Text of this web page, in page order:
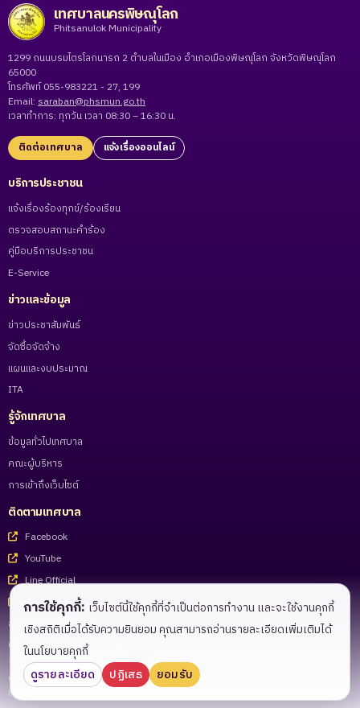
เทศบาลนครพิษณุโลก
Phitsanulok Municipality
1299 ถนนบรมไตรโลกนารถ 2 ตำบลในเมือง อำเภอเมืองพิษณุโลก จังหวัดพิษณุโลก
65000
โทรศัพท์ 055-983221 - 27, 199
Email: saraban@phsmun.go.th
เวลาทำการ: ทุกวัน เวลา 08:30 – 16:30 น.
ติดต่อเทศบาล แจ้งเรื่องออนไลน์
บริการประชาชน
แจ้งเรื่องร้องทุกข์/ร้องเรียน
ตรวจสอบสถานะคำร้อง
คู่มือบริการประชาชน
E-Service
ข่าวและข้อมูล
ข่าวประชาสัมพันธ์
จัดซื้อจัดจ้าง
แผนและงบประมาณ
ITA
รู้จักเทศบาล
ข้อมูลทั่วไปเทศบาล
คณะผู้บริหาร
การเข้าถึงเว็บไซต์
ติดตามเทศบาล
Facebook
YouTube
Line Official
Tiktok
สำหรับเจ้าหน้าที่
Call Center 055-983221 - 27
© 2026 เทศบาลนครพิษณุโลก. สงวนลิขสิทธิ์.
เว็บไซต์บริการประชาชนและข้อมูลเปิดของเทศบาลนครพิษณุโลก
การใช้คุกกี้: เว็บไซต์นี้ใช้คุกกี้ที่จำเป็นต่อการทำงาน และจะใช้งานคุกกี้
เชิงสถิติเมื่อได้รับความยินยอม คุณสามารถอ่านรายละเอียดเพิ่มเติมได้
ในนโยบายคุกกี้
ดูรายละเอียด ปฏิเสธ ยอมรับ